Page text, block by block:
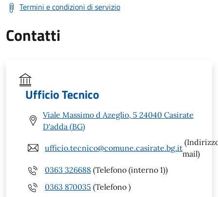
Termini e condizioni di servizio
Contatti
Ufficio Tecnico
Viale Massimo d Azeglio, 5 24040 Casirate
D'adda (BG)
ufficio.tecnico@comune.casirate.bg.it
mail)
0363 326688 (Telefono (interno 1))
0363 870035 (Telefono )